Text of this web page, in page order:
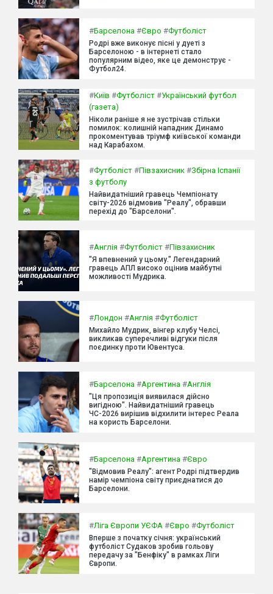
#Барселона #Євро #Футболіст
Родрі вже виконує пісні у дуеті з
Барселоною - в інтернеті стало
популярним відео, яке це демонструє -
Футбол24.
#Київ #Футболіст #Український футбол
(газета)
Ніколи раніше я не зустрічав стільки
помилок: колишній нападник Динамо
прокоментував тріумф київської команди
над Карабахом.
#Футболіст #Півзахисник #Збірна Іспанії
з футболу
Найвидатніший гравець Чемпіонату
світу-2026 відмовив "Реалу", обравши
перехід до "Барселони".
#Англія #Футболіст #Півзахисник
"Я впевнений у цьому." Легендарний
гравець АПЛ високо оцінив майбутні
можливості Мудрика.
#Лондон #Англія #Футболіст
Михайло Мудрик, вінгер клубу Челсі,
викликав суперечливі відгуки після
поєдинку проти Ювентуса.
#Барселона #Аргентина #Англія
"Ця пропозиція виявилася дійсно
вигідною". Найвидатніший гравець
ЧС-2026 вирішив відхилити інтерес Реала
на користь Барселони.
#Барселона #Аргентина #Євро
"Відмовив Реалу": агент Родрі підтвердив
намір чемпіона світу приєднатися до
Барселони.
#Ліга Європи УЄФА #Євро #Футболіст
Вперше з початку січня: український
футболіст Судаков зробив гольову
передачу за "Бенфіку" в рамках Ліги
Європи.